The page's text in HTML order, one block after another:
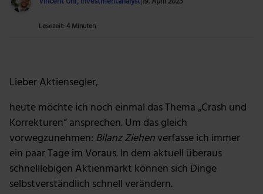
Lesezeit: 4 Minuten
Lieber Aktiensegler,
heute möchte ich noch einmal das Thema „Crash und
Korrekturen“ ansprechen. Um das gleich
vorwegzunehmen: Bilanz Ziehenverfasse ich immer
ein paar Tage im Voraus. In dem aktuell überaus
schnelllebigen Aktienmarkt können sich Dinge
selbstverständlich schnell verändern.